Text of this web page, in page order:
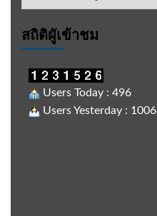
สถิติผูัเข้าชม
Users Today : 496
Users Yesterday : 1006